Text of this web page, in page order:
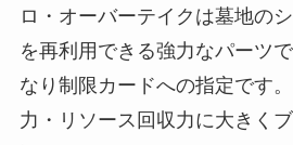
ロ・オーバーテイクは墓地の
を再利用できる強力なパーツ
なり制限カードへの指定です
力・リソース回収力に大きく